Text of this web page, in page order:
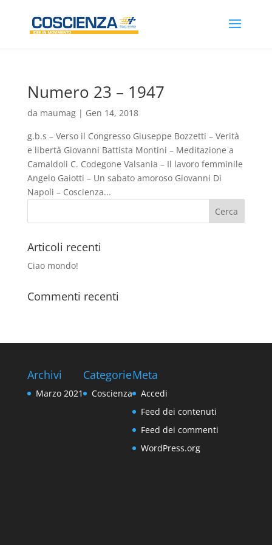
Numero 23 – 1947
da maumag| Gen 14, 2018
g.b.s – Verso il Congresso Giuseppe Bozzetti – Verità
e libertà Giovanni Battista Montini – Meditazione a
Camaldoli C. Codegone Valsania – Il lavoro femminile
Angelo Gaiotti – Un sabato amoroso Giovanni Di
Napoli – Coscienza...
Articoli recenti
Ciao mondo!
Commenti recenti
Archivi
Marzo 2021
Categorie
Coscienza
Meta
Accedi
Feed dei contenuti
Feed dei commenti
WordPress.org